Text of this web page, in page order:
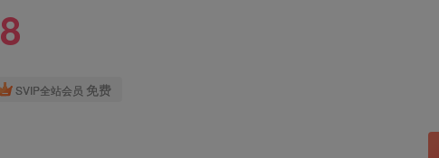
8
SVIP全站会员 免费